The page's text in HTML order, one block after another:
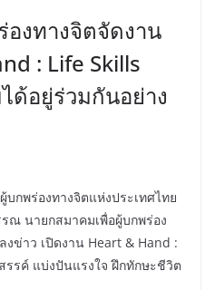
งทางจิตจัดงาน
: Life Skills
ด้อยู่ร่วมกันอย่าง
กพร่องทางจิตแห่งประเทศไทย
ณ นายกสมาคมเพื่อผู้บกพร่อง
ข่าว เปิดงาน Heart & Hand :
รค์ แบ่งปันแรงใจ ฝึกทักษะชีวิต